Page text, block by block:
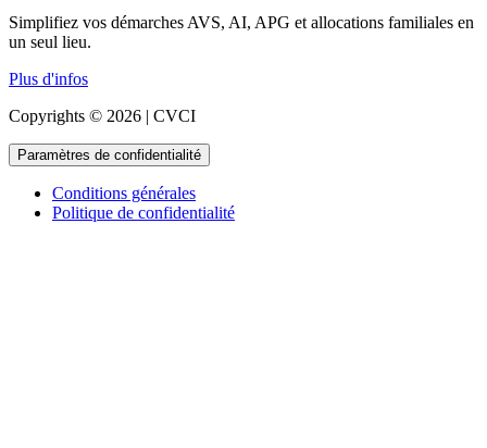
Simplifiez vos démarches AVS, AI, APG et allocations familiales en
un seul lieu.
Plus d'infos
Copyrights © 2026 | CVCI
Paramètres de confidentialité
Conditions générales
Politique de confidentialité